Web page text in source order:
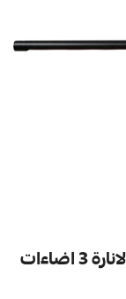
إضاءة أبليك حائط مودرن اسود لون الانارة 3 اضاءات